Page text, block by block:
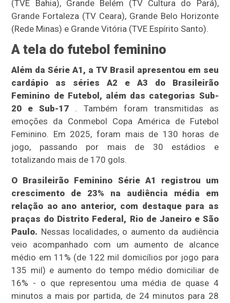
(TVE Bahia), Grande Belém (TV Cultura do Pará),
Grande Fortaleza (TV Ceara), Grande Belo Horizonte
(Rede Minas) e Grande Vitória (TVE Espírito Santo).
A tela do futebol feminino
Além da Série A1, a TV Brasil apresentou em seu
cardápio as séries A2 e A3 do Brasileirão
Feminino de Futebol, além das categorias Sub-
20 e Sub-17 . Também foram transmitidas as
emoções da Conmebol Copa América de Futebol
Feminino. Em 2025, foram mais de 130 horas de
jogo, passando por mais de 30 estádios e
totalizando mais de 170 gols.
O Brasileirão Feminino Série A1 registrou um
crescimento de 23% na audiência média em
relação ao ano anterior, com destaque para as
praças do Distrito Federal, Rio de Janeiro e São
Paulo. Nessas localidades, o aumento da audiência
veio acompanhado com um aumento de alcance
médio em 11% (de 122 mil domicílios por jogo para
135 mil) e aumento do tempo médio domiciliar de
16% - o que representou uma média de quase 4
minutos a mais por partida, de 24 minutos para 28